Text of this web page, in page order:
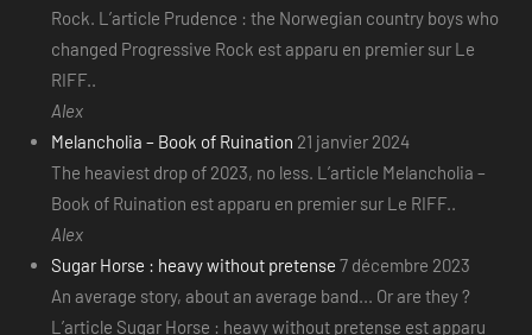
Rock. L’article Prudence : the Norwegian country boys who
changed Progressive Rock est apparu en premier sur Le
RIFF..
Alex
Melancholia – Book of Ruination 21 janvier 2024
The heaviest drop of 2023, no less. L’article Melancholia –
Book of Ruination est apparu en premier sur Le RIFF..
Alex
Sugar Horse : heavy without pretense 7 décembre 2023
An average story, about an average band... Or are they ?
L’article Sugar Horse : heavy without pretense est apparu